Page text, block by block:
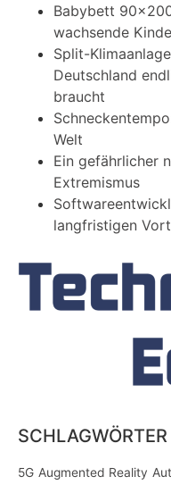
Babybett
wachsende
Split-
Deutschland
braucht
Welt
Ein gefährlicher
Extremismus
langfristigen
SCHLAGWÖRTER
5G Augmented Reality